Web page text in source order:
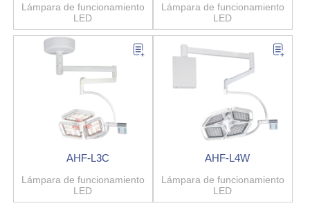
Lámpara de funcionamiento
LED
Lámpara de funcionamiento
LED
AHF-L3C
Lámpara de funcionamiento
LED
AHF-L4W
Lámpara de funcionamiento
LED